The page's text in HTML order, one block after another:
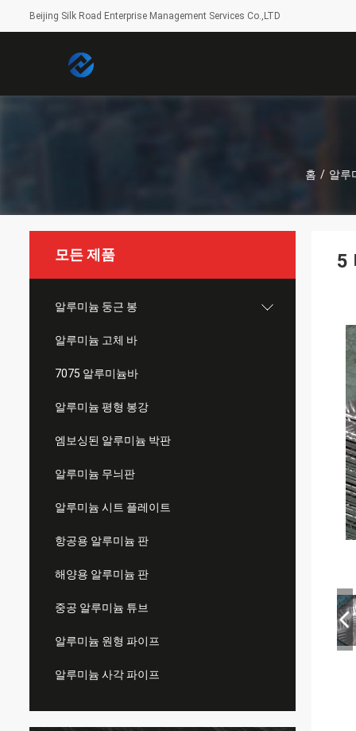
Beijing Silk Road Enterprise Management Services Co.,LTD
홈 / 알루
모든 제품
알루미늄 둥근 봉
알루미늄 고체 바
7075 알루미늄바
알루미늄 평형 봉강
엠보싱된 알루미늄 박판
알루미늄 무늬판
알루미늄 시트 플레이트
항공용 알루미늄 판
해양용 알루미늄 판
중공 알루미늄 튜브
알루미늄 원형 파이프
알루미늄 사각 파이프
5